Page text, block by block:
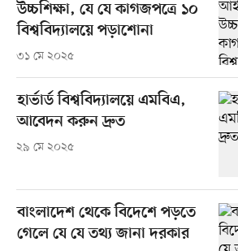
উচ্চশিক্ষা, যে যে কাগজপত্রে ১০
বিশ্ববিদ্যালয়ে পড়াশোনা
৩১ মে ২০২৫
হার্ভার্ড বিশ্ববিদ্যালয়ে এমবিএ,
আবেদন করুন দ্রুত
২৯ মে ২০২৫
বাংলাদেশ থেকে বিদেশে পড়তে
গেলে যে যে তথ্য জানা দরকার